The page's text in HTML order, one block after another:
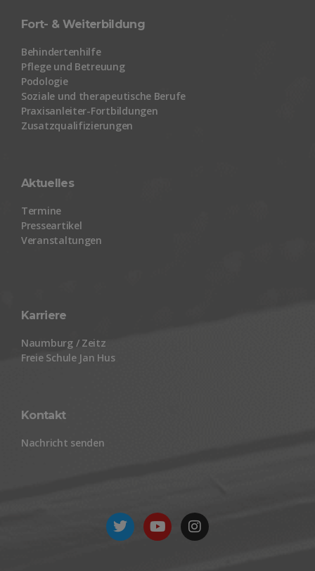
Fort- & Weiterbildung
Behindertenhilfe
Pflege und Betreuung
Podologie
Soziale und therapeutische Berufe
Praxisanleiter-Fortbildungen
Zusatzqualifizierungen
Aktuelles
Termine
Presseartikel
Veranstaltungen
Karriere
Naumburg / Zeitz
Freie Schule Jan Hus
Kontakt
Nachricht senden